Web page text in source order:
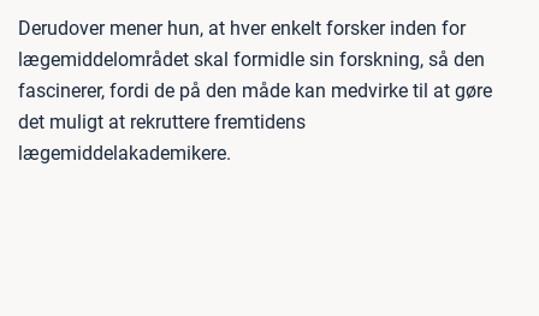
Derudover mener hun, at hver enkelt forsker inden for
lægemiddelområdet skal formidle sin forskning, så den
fascinerer, fordi de på den måde kan medvirke til at gøre
det muligt at rekruttere fremtidens
lægemiddelakademikere.